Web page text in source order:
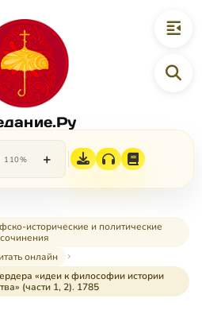
110% +
исторические и политические
сочинения
онлайн
«идеи к философии истории
(части 1, 2). 1785